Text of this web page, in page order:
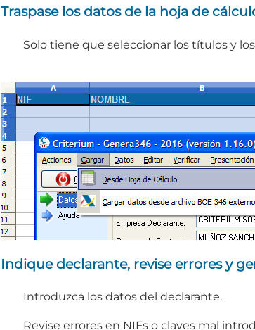
Traspase los datos de la hoja de
Solo tiene que seleccionar los títulos y
Indique declarante, revise errores y
Introduzca los datos del declarante.
Revise errores en NIFs o claves mal